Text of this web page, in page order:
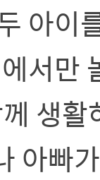
아이
서만
생
아빠